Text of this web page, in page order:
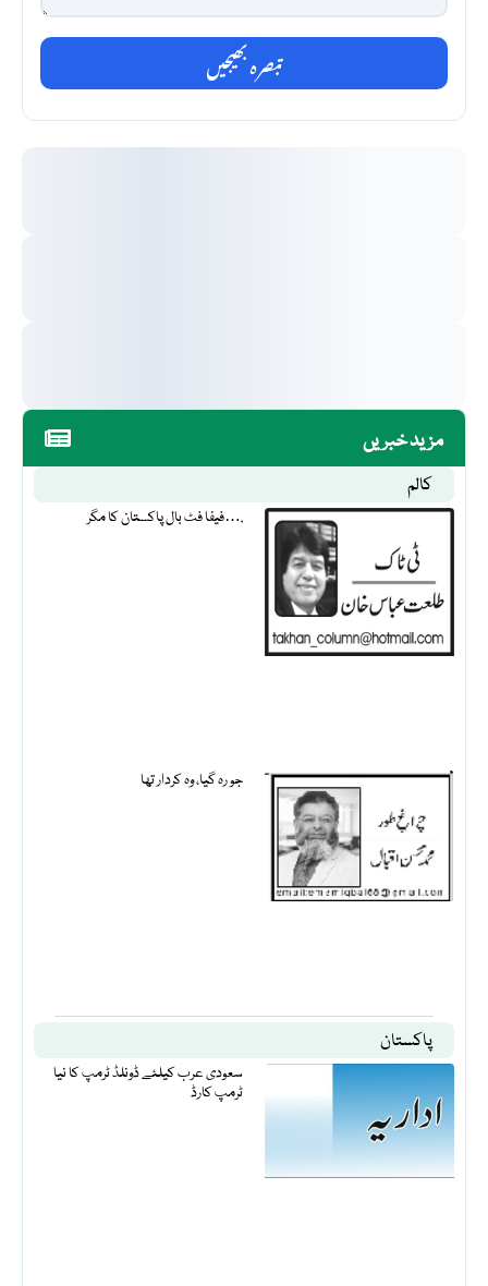
مزید خبریں
کالم
فیفا فٹ بال پاکستان کا مگر….
جو رہ گیا، وہ کردار تھا
پاکستان
سعودی عرب کیلئے ڈونلڈ ٹرمپ کا نیا
ٹرمپ کارڈ
تبصرہ بھیجیں